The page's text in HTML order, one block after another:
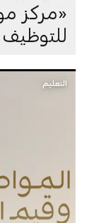
«مركز
التعليم